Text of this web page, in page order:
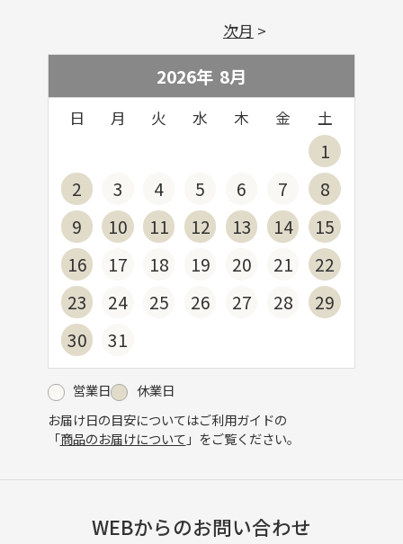
2026年 8月
日 月 火 水 木 金 土
1
2
3 4 5 6 7
8
9
10 11 12 13 14
15
16
17 18 19 20 21
22
23
24 25 26 27 28
29
30
31
次月
営業日
休業日
お届け日の目安についてはご利用ガイドの
「商品のお届けについて 」をご覧ください。
WEBからのお問い合わせ